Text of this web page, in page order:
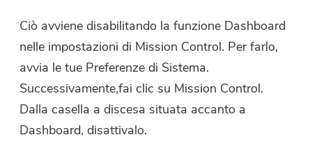
Ciò avviene disabilitando la funzione Dashboard
nelle impostazioni di Mission Control. Per farlo,
avvia le tue Preferenze di Sistema.
Successivamente,fai clic su Mission Control.
Dalla casella a discesa situata accanto a
Dashboard, disattivalo.